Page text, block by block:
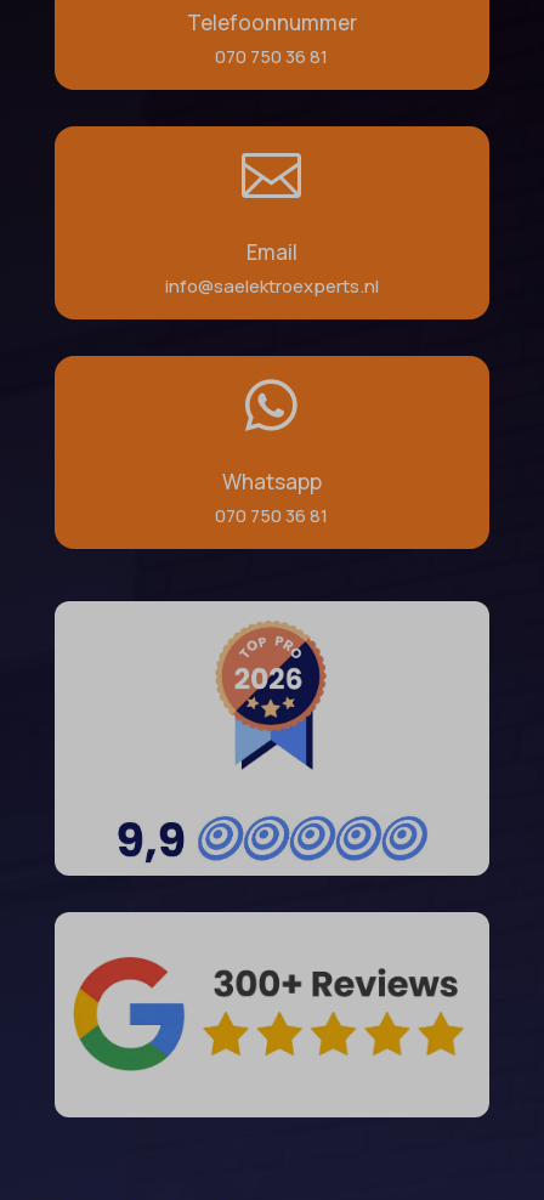
Telefoonnummer
070 750 36 81

Email
info@saelektroexperts.nl

Whatsapp
070 750 36 81